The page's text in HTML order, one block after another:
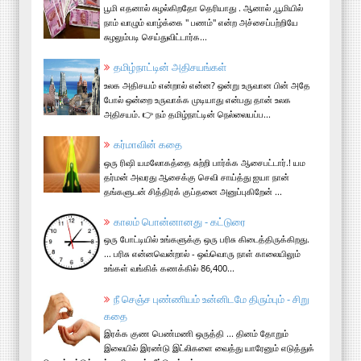
பூமி எதனால் சுழல்கிறதோ தெரியாது . ஆனால் ,பூமியில்
நாம் வாழும் வாழ்க்கை " பணம்" என்ற அச்சைப்பற்றியே
சுழலும்படி செய்துவிட்டார்க...
தமிழ்நாட்டின் அதிசயங்கள்
உலக அதிசயம் என்றால் என்ன? ஒன்று உருவான பின் அதே
போல் ஒன்றை உருவாக்க முடியாது என்பது தான் உலக
அதிசயம். 👉 நம் தமிழ்நாட்டின் நெல்லையப்ப...
கர்மாவின் கதை
ஒரு ரிஷி யமலோகத்தை சுற்றி பார்க்க ஆசைபட்டார்.! யம
தர்மன் அவரது ஆசைக்கு செவி சாய்த்து ஐயா நான்
தங்களுடன் சித்திரக் குப்தனை அனுப்புகிறேன் ...
காலம் பொன்னானது - கட்டுரை
ஒரு போட்டியில் உங்களுக்கு ஒரு பரிசு கிடைத்திருக்கிறது.
... பரிசு என்னவென்றால் - ஒவ்வொரு நாள் காலையிலும்
உங்கள் வங்கிக் கணக்கில் 86,400...
நீ செஞ்ச புண்ணியம் உன்னிடமே திரும்பும் - சிறு
கதை
இரக்க குண பெண்மணி ஒருத்தி ... தினம் தோறும்
இலையில் இரண்டு இட்லிகளை வைத்து யாரேனும் எடுத்துக்